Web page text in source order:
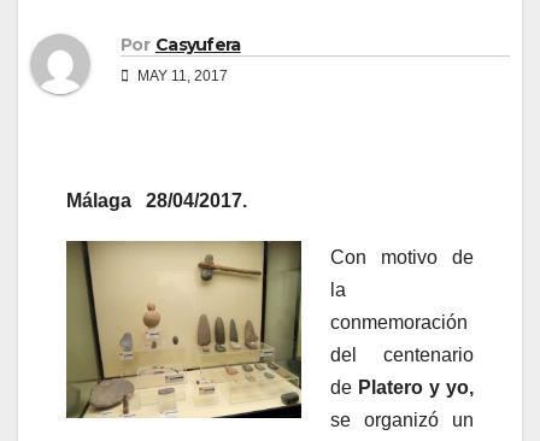
Por Casyufera
MAY 11, 2017
Málaga 28/04/2017.
Con motivo de
la
conmemoración
del centenario
de Platero y yo,
se organizó un